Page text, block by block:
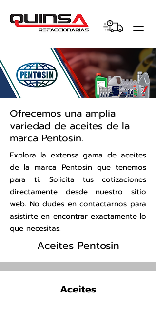
Ofrecemos una amplia
variedad de aceites de la
marca Pentosin.
Explora la extensa gama de aceites
de la marca Pentosin que tenemos
para ti. Solicita tus cotizaciones
directamente desde nuestro sitio
web. No dudes en contactarnos para
asistirte en encontrar exactamente lo
que necesitas.
Aceites Pentosin
Aceites